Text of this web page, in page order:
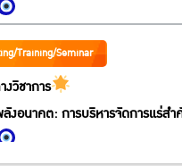
share/p/1D3P7qmonH/
Training/Seminar
วิชาการ
งอนาคต: การบริหารจัดการแร่ส